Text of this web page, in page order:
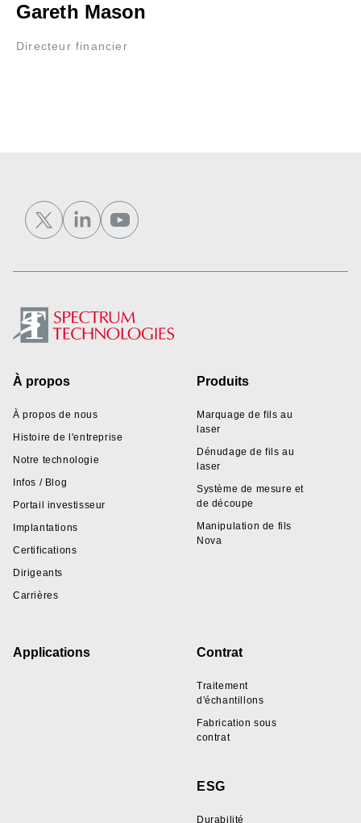
Gareth Mason
Directeur financier
Footer
À propos
À propos de nous
Histoire de l'entreprise
Notre technologie
Infos / Blog
Portail investisseur
Implantations
Certifications
Dirigeants
Carrières
Produits
Marquage de fils au
laser
Dénudage de fils au
laser
Système de mesure et
de découpe
Manipulation de fils
Nova
Applications Contrat
Traitement
d'échantillons
Fabrication sous
contrat
ESG
Durabilité